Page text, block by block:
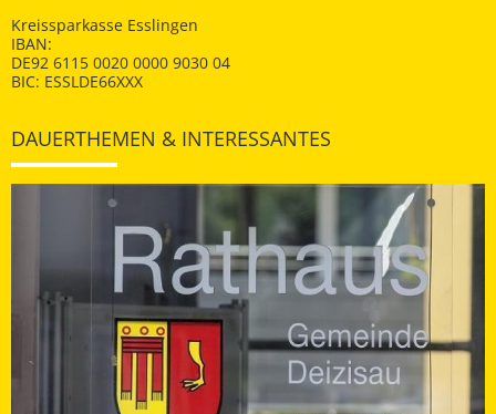
Kreissparkasse Esslingen
IBAN:
DE92 6115 0020 0000 9030 04
BIC: ESSLDE66XXX
DAUERTHEMEN & INTERESSANTES